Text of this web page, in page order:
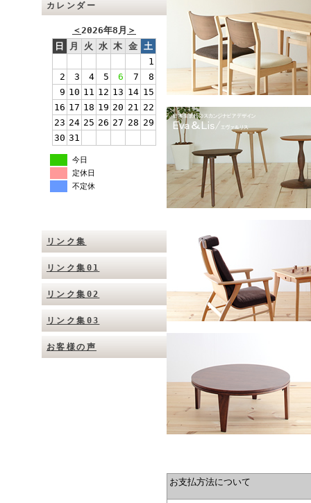
カレンダー
＜2026年8月 ＞
日
月 火 水 木 金 土
1
2
3 4 5 6 7
8
9 10 11 12 13 14 15
16 17 18 19 20 21 22
23 24 25 26 27 28 29
30 31
今日
定休日
不定休
リンク集
リンク集01
リンク集02
リンク集03
お客様の声
お支払方法について